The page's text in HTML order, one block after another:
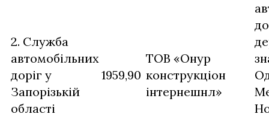
2. Служба
автомобільних
доріг у
Запорізькій
області
1959,90
ТОВ «Онур
конструкціон
інтернешнл»